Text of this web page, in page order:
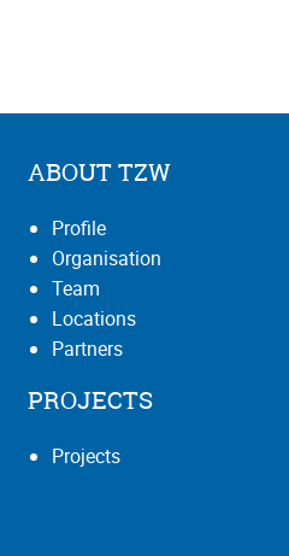
ABOUT TZW
Profile
Organisation
Team
Locations
Partners
PROJECTS
Projects